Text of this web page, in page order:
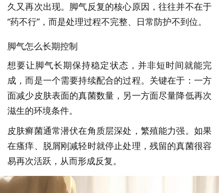
久又再次出现。脚气反复的核心原因，往往并不在于
“药不行”，而是处理过程不完整、日常防护不到位。
脚气怎么长期控制
想要让脚气长期保持稳定状态，并非短时间就能完
成，而是一个需要持续配合的过程。关键在于：一方
面减少皮肤表面的真菌数量，另一方面尽量降低再次
滋生的环境条件。
皮肤癣菌通常潜伏在角质层深处，繁殖能力强。如果
在瘙痒、脱屑刚减轻时就停止处理，残留的真菌很容
易再次活跃，从而形成反复。